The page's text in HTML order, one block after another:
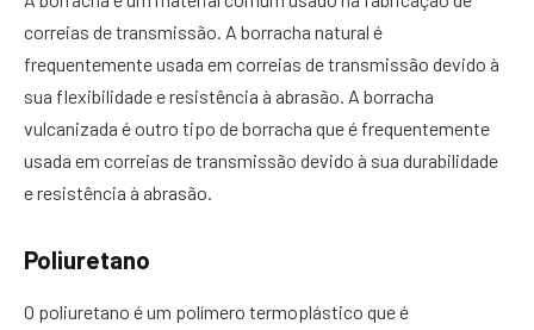
correias de transmissão. A borracha natural é
frequentemente usada em correias de transmissão devido à
sua flexibilidade e resistência à abrasão. A borracha
vulcanizada é outro tipo de borracha que é frequentemente
usada em correias de transmissão devido à sua durabilidade
e resistência à abrasão.
Poliuretano
O poliuretano é um polímero termoplástico que é